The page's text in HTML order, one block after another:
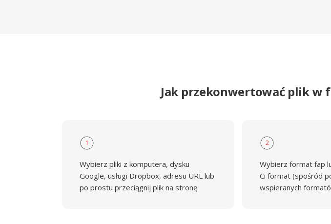
Jak przekonwertować plik w
1
Wybierz pliki z komputera, dysku
Google, usługi Dropbox, adresu URL lub
po prostu przeciągnij plik na stronę.
2
Wybierz format fap
Ci format (spośród
wspieranych